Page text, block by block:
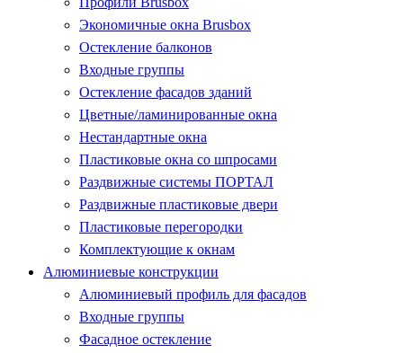
Экономичные окна Brusbox
Остекление балконов
Входные группы
Остекление фасадов зданий
Цветные/ламинированные окна
Нестандартные окна
Пластиковые окна со шпросами
Раздвижные системы ПОРТАЛ
Раздвижные пластиковые двери
Пластиковые перегородки
Комплектующие к окнам
Алюминиевые конструкции
Алюминиевый профиль для фасадов
Входные группы
Фасадное остекление